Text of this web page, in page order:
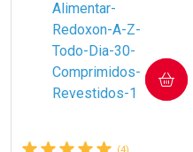
(4)
COMPRAR